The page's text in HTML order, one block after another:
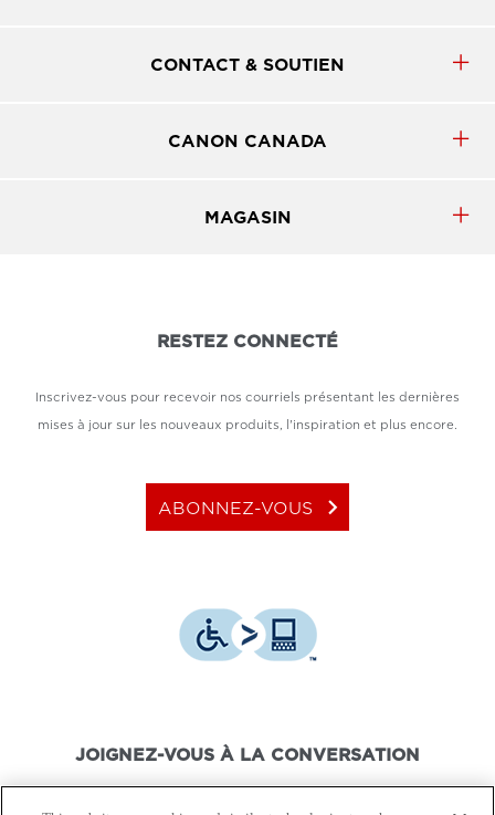
CONTACT & SOUTIEN
CANON CANADA
MAGASIN
RESTEZ CONNECTÉ
Inscrivez-vous pour recevoir nos courriels présentant les dernières
mises à jour sur les nouveaux produits, l'inspiration et plus encore.
ABONNEZ-VOUS keyboard_arrow_right
JOIGNEZ-VOUS À LA CONVERSATION